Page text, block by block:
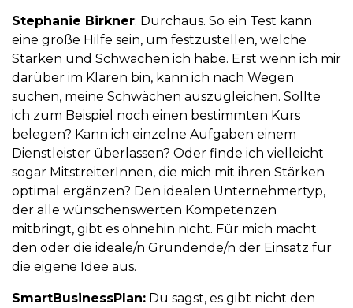
Stephanie Birkner: Durchaus. So ein Test kann
eine große Hilfe sein, um festzustellen, welche
Stärken und Schwächen ich habe. Erst wenn ich mir
darüber im Klaren bin, kann ich nach Wegen
suchen, meine Schwächen auszugleichen. Sollte
ich zum Beispiel noch einen bestimmten Kurs
belegen? Kann ich einzelne Aufgaben einem
Dienstleister überlassen? Oder finde ich vielleicht
sogar MitstreiterInnen, die mich mit ihren Stärken
optimal ergänzen? Den idealen Unternehmertyp,
der alle wünschenswerten Kompetenzen
mitbringt, gibt es ohnehin nicht. Für mich macht
den oder die ideale/n Gründende/n der Einsatz für
die eigene Idee aus.
SmartBusinessPlan: Du sagst, es gibt nicht den